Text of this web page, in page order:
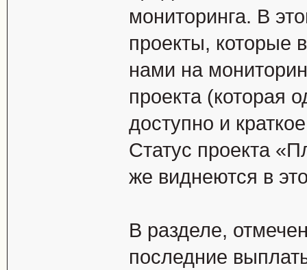
мониторинга. В
проекты, которые
нами на
проекта (которая
доступно и
Статус проекта
же виднеются в
В разделе,
последние